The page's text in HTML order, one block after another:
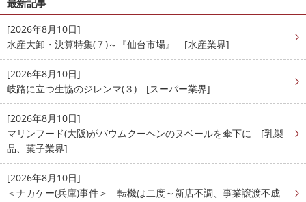
最新記事
[2026年8月10日]
水産大卸・決算特集(７)～『仙台市場』 [水産業界]
[2026年8月10日]
岐路に立つ生協のジレンマ(３) [スーパー業界]
[2026年8月10日]
マリンフード(大阪)がバウムクーヘンのヌベールを傘下に [乳製
品、菓子業界]
[2026年8月10日]
＜ナカケー(兵庫)事件＞ 転機は二度～新店不調、事業譲渡不成